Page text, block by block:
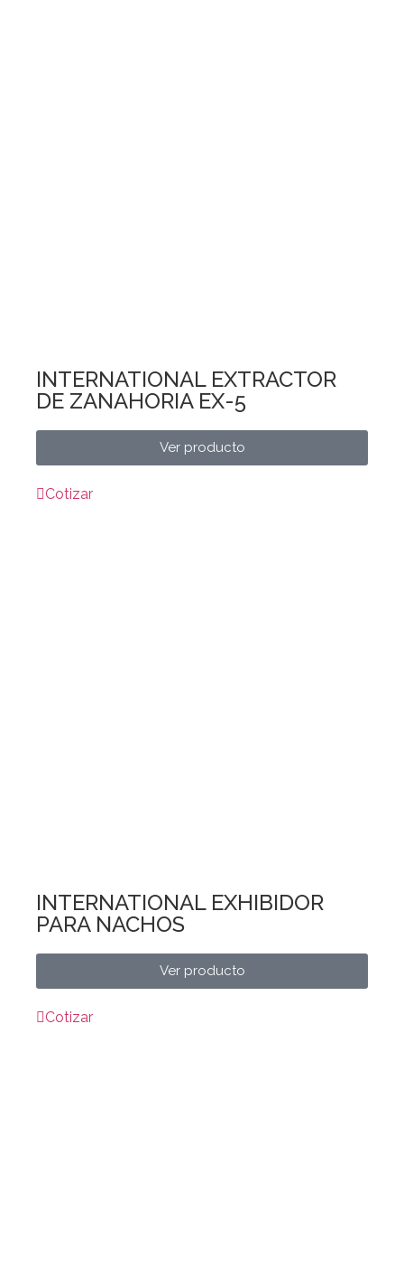
INTERNATIONAL EXTRACTOR
DE ZANAHORIA EX-5
Ver producto
Cotizar
INTERNATIONAL EXHIBIDOR
PARA NACHOS
Ver producto
Cotizar